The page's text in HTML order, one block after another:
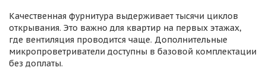
Качественная фурнитура выдерживает тысячи циклов
открывания. Это важно для квартир на первых этажах,
где вентиляция проводится чаще. Дополнительные
микропроветриватели доступны в базовой комплектации
без доплаты.